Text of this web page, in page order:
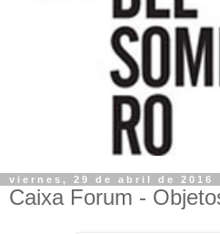
viernes, 29 de abril de 2016
Caixa Forum -